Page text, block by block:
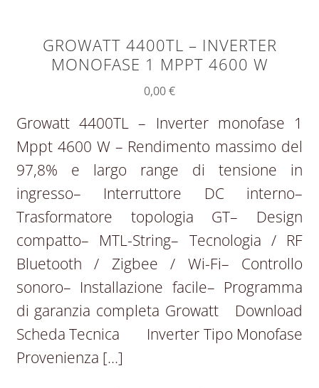
GROWATT 4400TL – INVERTER
MONOFASE 1 MPPT 4600 W
0,00€
Growatt 4400TL – Inverter monofase 1
Mppt 4600 W – Rendimento massimo del
97,8% e largo range di tensione in
ingresso– Interruttore DC interno–
Trasformatore topologia GT– Design
compatto– MTL-String– Tecnologia / RF
Bluetooth / Zigbee / Wi-Fi– Controllo
sonoro– Installazione facile– Programma
di garanzia completa Growatt Download
Scheda Tecnica Inverter Tipo Monofase
Provenienza […]